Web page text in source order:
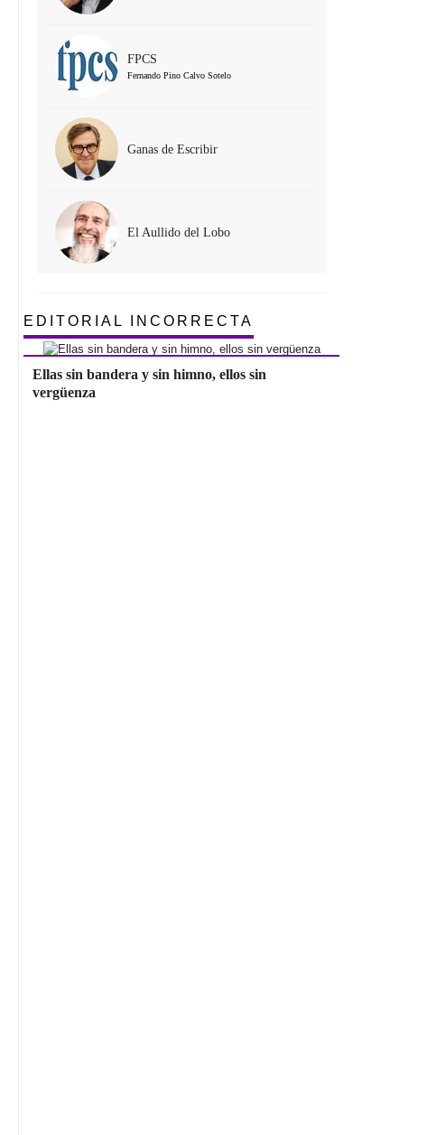
FPCS
Fernando Pino Calvo Sotelo
Ganas de Escribir
El Aullido del Lobo
EDITORIAL INCORRECTA
Ellas sin bandera y sin himno, ellos sin
vergüenza